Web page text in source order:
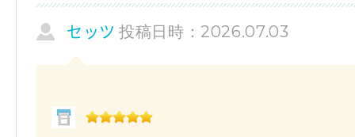
セッツ 投稿日時：2026.07.03